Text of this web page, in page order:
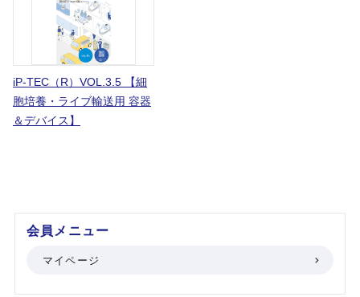
iP-TEC（R）VOL.3.5 【細
胞培養・ライブ輸送用 容器
＆デバイス】
会員メニュー
マイページ